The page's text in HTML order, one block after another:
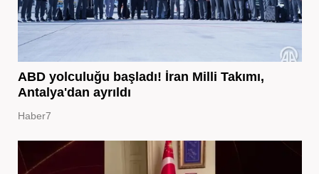
ABD yolculuğu başladı! İran Milli Takımı,
Antalya'dan ayrıldı
Haber7